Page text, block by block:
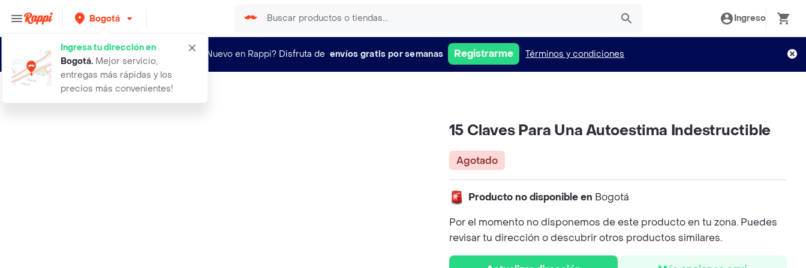
Bogotá
Ingresa tu dirección en
Bogotá. Mejor servicio,
entregas más rápidas y los
precios más convenientes!
Ingreso
¿Nuevo en Rappi? Disfruta de envíos gratis por semanas Registrarme Términos y condiciones
15 claves para una autoestima indes
15 Claves Para Una Autoestima Indestructible
Agotado
Producto no disponible en Bogotá
Por el momento no disponemos de este producto en tu zona. Puedes
revisar tu dirección o descubrir otros productos similares.